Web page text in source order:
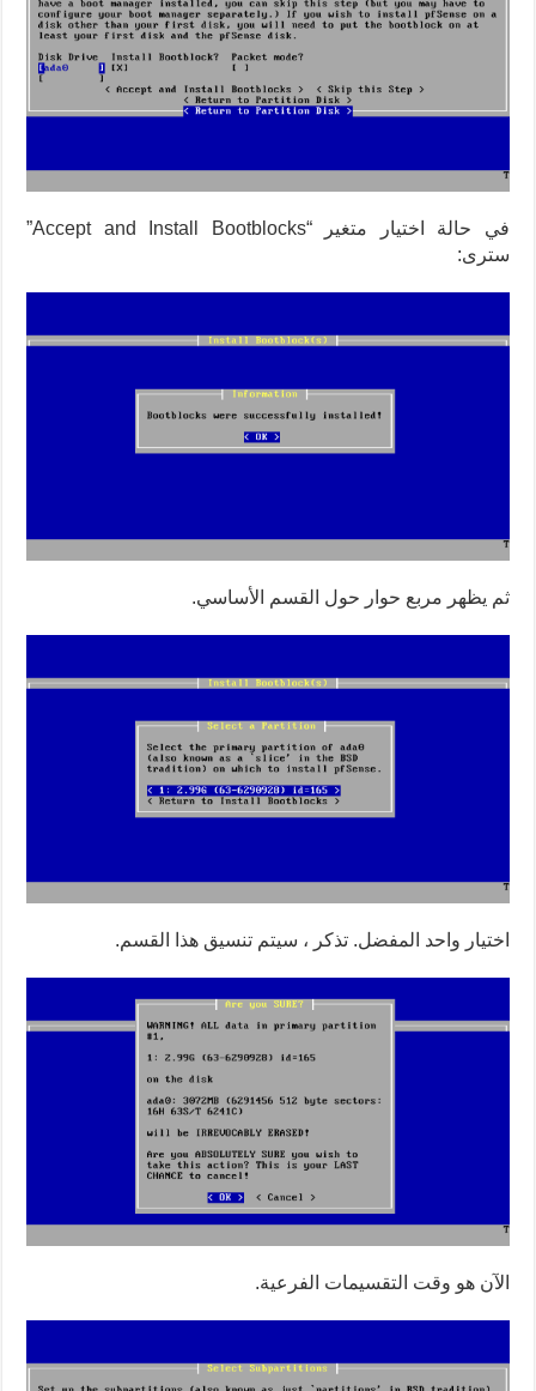
في حالة اختيار متغير “Accept and Install Bootblocks”
سترى:
ثم يظهر مربع حوار حول القسم الأساسي.
اختيار واحد المفضل. تذكر ، سيتم تنسيق هذا القسم.
الآن هو وقت التقسيمات الفرعية.